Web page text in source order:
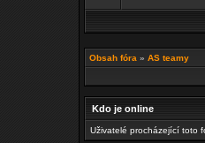
Obsah fóra » AS teamy
Kdo je online
Uživatelé procházející toto